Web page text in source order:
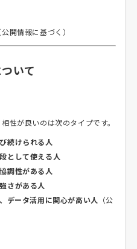
開情報に基づく）
いて
性が良いのは次のタイプです。
続けられる人
として使える人
調性がある人
さがある人
データ活用に関心が高い人 （公